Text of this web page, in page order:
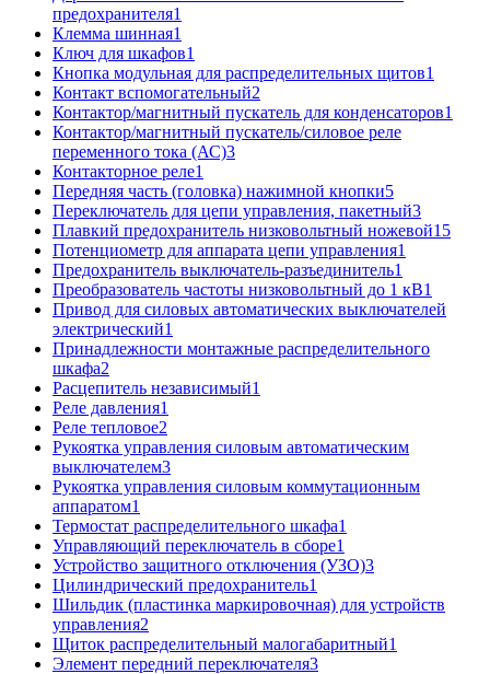
предохранителя1
Клемма шинная1
Ключ для шкафов1
Кнопка модульная для распределительных щитов1
Контакт вспомогательный2
Контактор/магнитный пускатель для конденсаторов1
Контактор/магнитный пускатель/силовое реле
переменного тока (АС)3
Контакторное реле1
Передняя часть (головка) нажимной кнопки5
Переключатель для цепи управления, пакетный3
Плавкий предохранитель низковольтный ножевой15
Потенциометр для аппарата цепи управления1
Предохранитель выключатель-разъединитель1
Преобразователь частоты низковольтный до 1 кВ1
Привод для силовых автоматических выключателей
электрический1
Принадлежности монтажные распределительного
шкафа2
Расцепитель независимый1
Реле давления1
Реле тепловое2
Рукоятка управления силовым автоматическим
выключателем3
Рукоятка управления силовым коммутационным
аппаратом1
Термостат распределительного шкафа1
Управляющий переключатель в сборе1
Устройство защитного отключения (УЗО)3
Цилиндрический предохранитель1
Шильдик (пластинка маркировочная) для устройств
управления2
Щиток распределительный малогабаритный1
Элемент передний переключателя3